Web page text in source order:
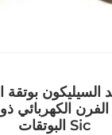
بوتقة
الكهربائي
البوتقات Sic